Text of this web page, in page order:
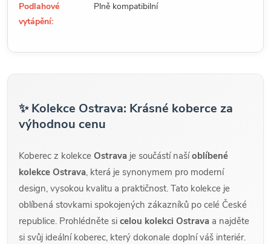
Podlahové
vytápění:
Plně kompatibilní
✨ Kolekce Ostrava: Krásné koberce za
výhodnou cenu
Koberec z kolekce Ostrava je součástí našíoblíbené
kolekce Ostrava, která je synonymem pro moderní
design, vysokou kvalitu a praktičnost. Tato kolekce je
oblíbená stovkami spokojených zákazníků po celé České
republice. Prohlédněte si celou kolekci Ostrava a najděte
si svůj ideální koberec, který dokonale doplní váš interiér.